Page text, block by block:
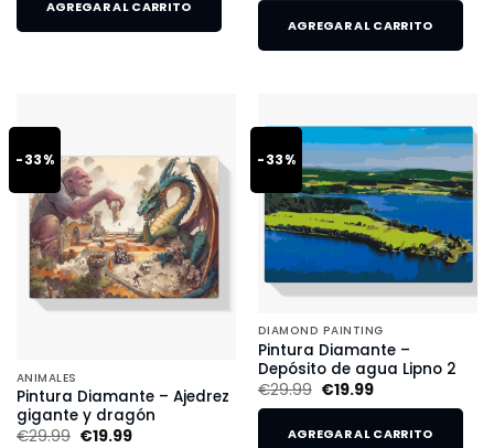
AGREGAR AL CARRITO
AGREGAR AL CARRITO
-33%
ANIMALES
Pintura Diamante – Ajedrez
gigante y dragón
€29.99 €19.99
-33%
DIAMOND PAINTING
Pintura Diamante –
Depósito de agua Lipno 2
€29.99 €19.99
AGREGAR AL CARRITO